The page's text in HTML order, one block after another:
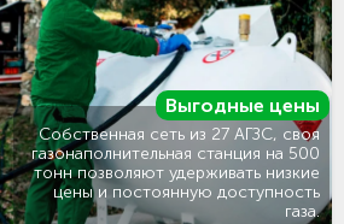
Выгодные цены
Собственная сеть из 27 АГЗС, своя
газонаполнительная станция на 500
тонн позволяют удерживать низкие
цены и постоянную доступность
газа.